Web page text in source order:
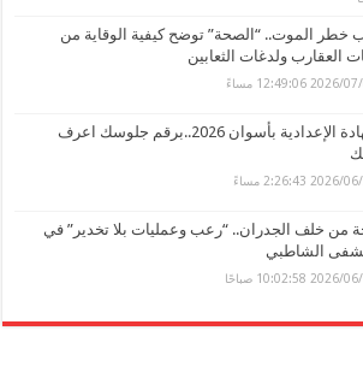
خطر الموت.. “الصحة” توضح كيفية الوقاية من
العقارب ولدغات الثعابين
06 12:49:06 مساءً
الشهادة الإعدادية بأسوان 2026..برقم جلوسك اعرف
24 2:26:43 مساءً
من خلف الجدران.. “رعب وعمليات بلا تخدير” في
الشاطبي
17 10:02:58 صباحًا